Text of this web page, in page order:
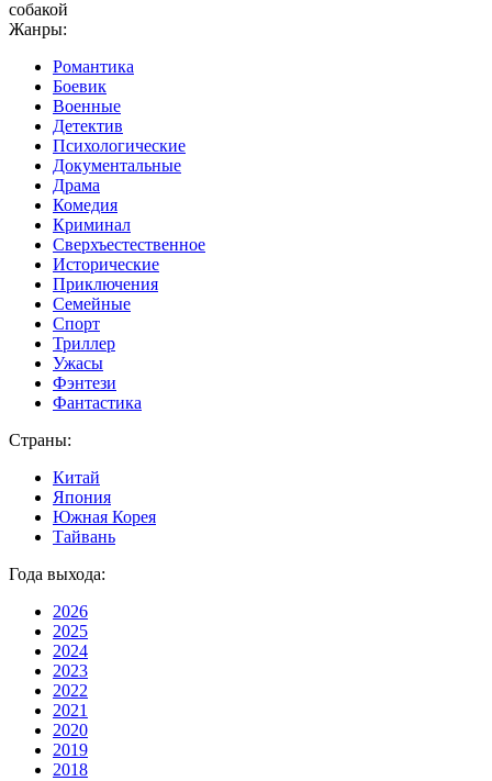
собакой
Жанры:
Романтика
Боевик
Военные
Детектив
Психологические
Документальные
Драма
Комедия
Криминал
Сверхъестественное
Исторические
Приключения
Семейные
Спорт
Триллер
Ужасы
Фэнтези
Фантастика
Страны:
Китай
Япония
Южная Корея
Тайвань
Года выхода:
2026
2025
2024
2023
2022
2021
2020
2019
2018